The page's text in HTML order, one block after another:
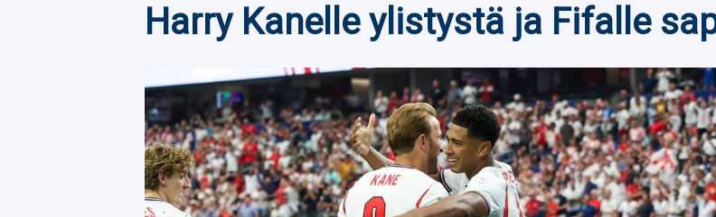
Harry Kanelle ylistystä ja Fifalle